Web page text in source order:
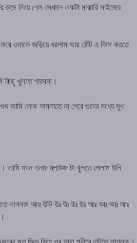
নিয়ে গেল সেখানে একটা মাঝারি সাইজের
ওনাকে জড়িয়ে ধরলাম আর ঠোঁট এ কিস করতে
কিছু খুলতে পারবনা।
আমি লোভ সামলাতে না পেরে গুদের মধ্যে মুখ
আমি যখন ওনার ব্লাউজ টা খুলতে গেলাম উনি
লাগলাম আর উনি উঃ উঃ উঃ উঃ আঃ আঃ আঃ আঃ